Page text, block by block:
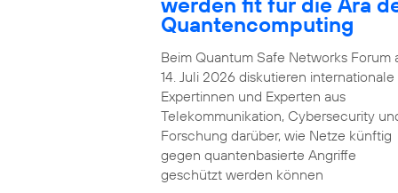
Quantencomputing
Beim Quantum Safe Networks Forum
14. Juli 2026 diskutieren internationale
Expertinnen und Experten aus
Telekommunikation, Cybersecurity
Forschung darüber, wie Netze künftig
gegen quantenbasierte Angriffe
geschützt werden können